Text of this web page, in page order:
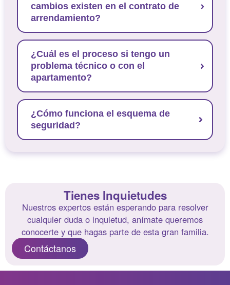
cambios existen en el contrato de
arrendamiento?
¿Cuál es el proceso si tengo un
problema técnico o con el
apartamento?
¿Cómo funciona el esquema de
seguridad?
Tienes Inquietudes
Nuestros expertos están esperando para resolver
cualquier duda o inquietud, anímate queremos
conocerte y que hagas parte de esta gran familia.
Contáctanos